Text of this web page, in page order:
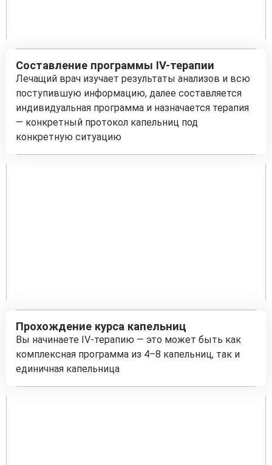
Составление программы IV-терапии
Лечащий врач изучает результаты анализов и всю
поступившую информацию, далее составляется
индивидуальная программа и назначается терапия
— конкретный протокол капельниц под
конкретную ситуацию
Прохождение курса капельниц
Вы начинаете IV-терапию — это может быть как
комплексная программа из 4–8 капельниц, так и
единичная капельница